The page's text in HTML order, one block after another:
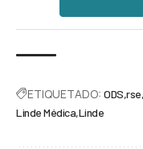
ETIQUETADO: ODS rse
Linde Médica Linde